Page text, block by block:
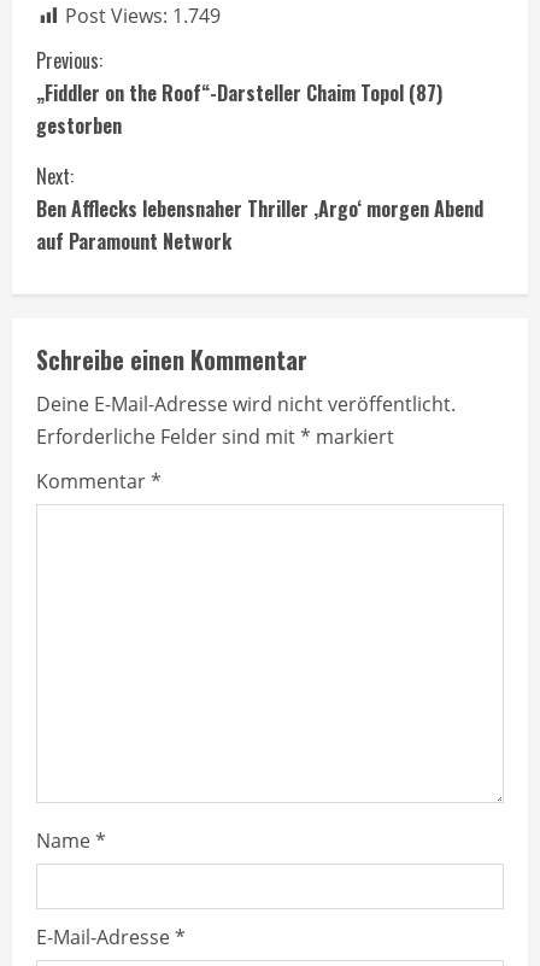
Post Views: 1.749
C
o
n
t
u
e
R
Previous:
„Fiddler on the Roof“-Darsteller Chaim Topol (87)
gestorben
Next:
Ben Afflecks lebensnaher Thriller ‚Argo‘ morgen Abend
auf Paramount Network
Schreibe einen Kommentar
Deine E-Mail-Adresse wird nicht veröffentlicht.
Erforderliche Felder sind mit* markiert
Kommentar*
Name*
E-Mail-Adresse*